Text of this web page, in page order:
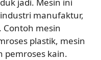
manufaktur,
mesin
plastik, mesin
pemroses kain.